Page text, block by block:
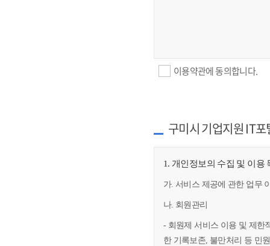
이용약관에 동의합니다.
구미시 기업지원 IT
1. 개인정보의 수집 및 이용
가. 서비스 제공에 관한 업무
나. 회원관리
- 회원제 서비스 이용 및 제한
한 기록보존, 불만처리 등 민